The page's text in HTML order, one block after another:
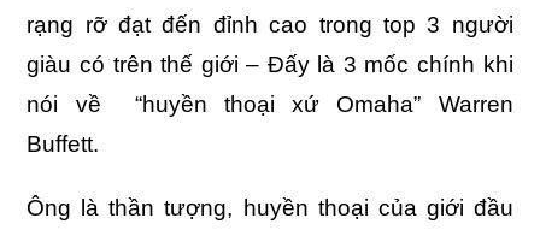
rạng rỡ đạt đến đỉnh cao trong top 3 người
giàu có trên thế giới – Đấy là 3 mốc chính khi
nói về “huyền thoại xứ Omaha” Warren
Buffett.
Ông là thần tượng, huyền thoại của giới đầu